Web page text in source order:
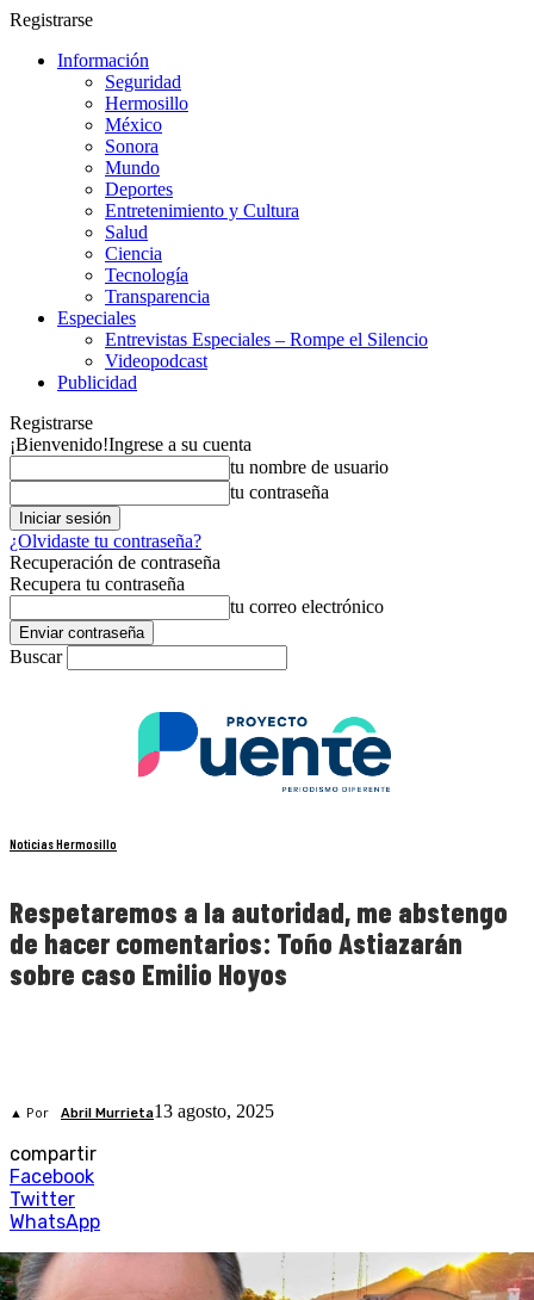
Registrarse
Información
Seguridad
Hermosillo
México
Sonora
Mundo
Deportes
Entretenimiento y Cultura
Salud
Ciencia
Tecnología
Transparencia
Especiales
Entrevistas Especiales – Rompe el Silencio
Videopodcast
Publicidad
Registrarse
¡Bienvenido!Ingrese a su cuenta
tu nombre de usuario
tu contraseña
¿Olvidaste tu contraseña?
Recuperación de contraseña
Recupera tu contraseña
tu correo electrónico
Buscar
Noticias Hermosillo
Respetaremos a la autoridad, me abstengo
de hacer comentarios: Toño Astiazarán
sobre caso Emilio Hoyos
▲ Por Abril Murrieta13 agosto, 2025
compartir
Facebook
Twitter
WhatsApp